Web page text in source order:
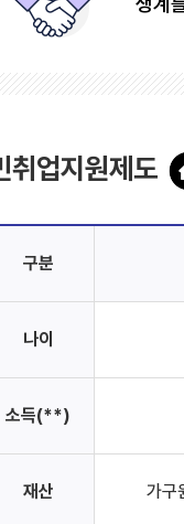
취업지원제도
구분
나이
소득(**)
재산 가구